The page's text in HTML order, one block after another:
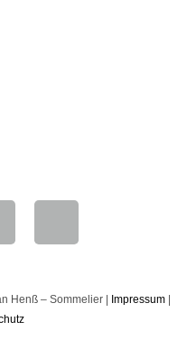
Henß – Sommelier | Impressum|